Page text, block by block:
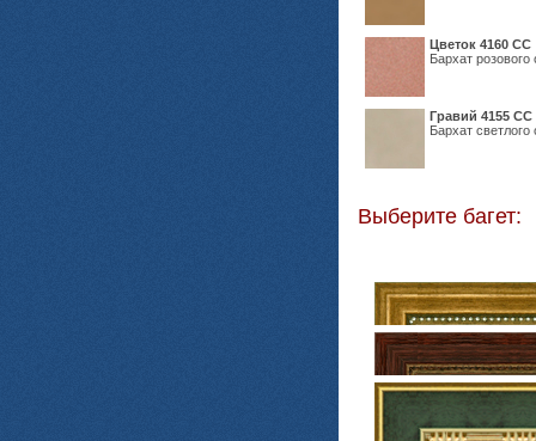
Цветок 4160 СС
Бархат розового
Гравий 4155 СС
Бархат светлого
Выберите багет: